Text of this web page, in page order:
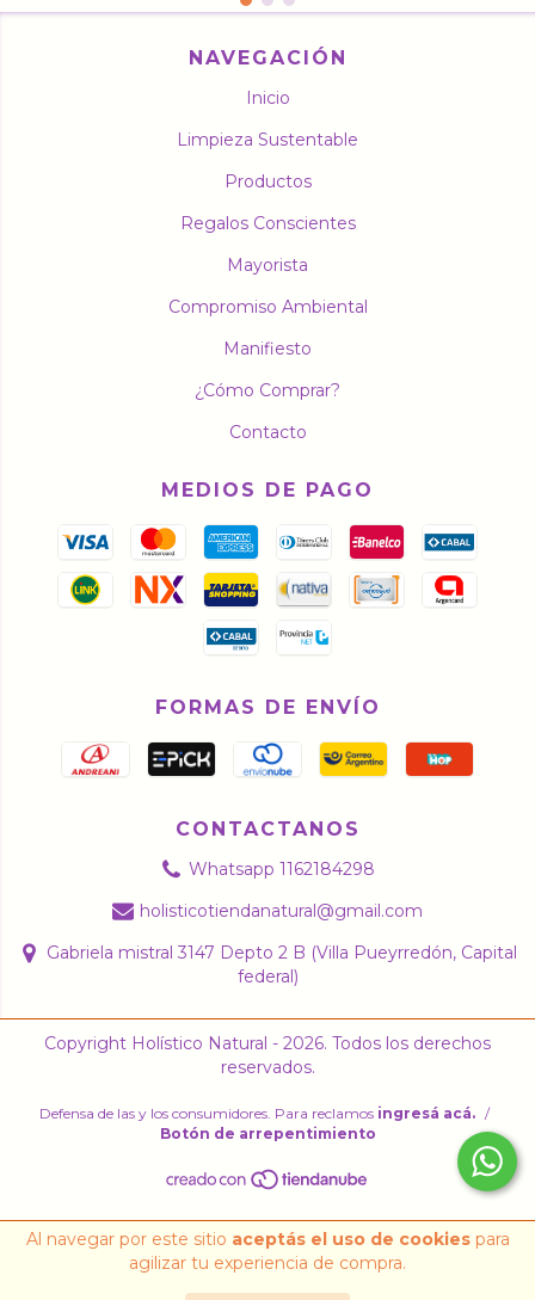
Al navegar por este sitio aceptás el uso de cookiespara
agilizar tu experiencia de compra.
NAVEGACIÓN
Inicio
Limpieza Sustentable
Productos
Regalos Conscientes
Mayorista
Compromiso Ambiental
Manifiesto
¿Cómo Comprar?
Contacto
MEDIOS DE PAGO
FORMAS DE ENVÍO
CONTACTANOS
Whatsapp 1162184298
holisticotiendanatural@gmail.com
Gabriela mistral 3147 Depto 2 B (Villa Pueyrredón, Capital
federal)
Copyright Holístico Natural - 2026. Todos los derechos
reservados.
Defensa de las y los consumidores. Para reclamos ingresá acá. /
Botón de arrepentimiento